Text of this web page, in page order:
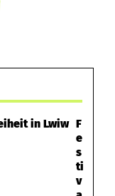
F
e
s
ti
v